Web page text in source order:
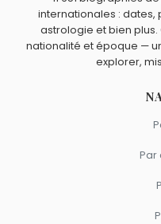
Tippi Hedrensont du
internationales : dates,
astrologie et bien
nationalité et époque —
explorer,
Par